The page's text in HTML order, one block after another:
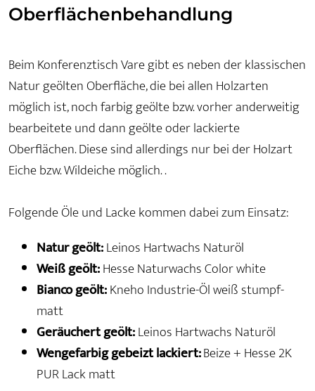
Oberflächenbehandlung
Beim Konferenztisch Vare gibt es neben der klassischen
Natur geölten Oberfläche, die bei allen Holzarten
möglich ist, noch farbig geölte bzw. vorher anderweitig
bearbeitete und dann geölte oder lackierte
Oberflächen. Diese sind allerdings nur bei der Holzart
Eiche bzw. Wildeiche möglich. .
Folgende Öle und Lacke kommen dabei zum Einsatz:
Natur geölt:Leinos Hartwachs Naturöl
Weiß geölt:Hesse Naturwachs Color white
Bianco geölt:Kneho Industrie-Öl weiß stumpf-
matt
Geräuchert geölt:Leinos Hartwachs Naturöl
Wengefarbig gebeizt lackiert:Beize + Hesse 2K
PUR Lack matt